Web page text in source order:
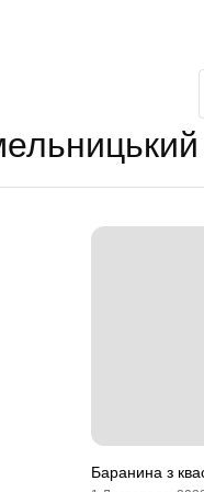
Баранина з